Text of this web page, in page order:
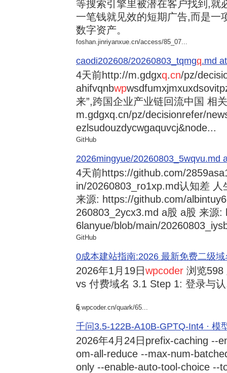
等搜索引擎里被潜在客户找到,就
一笔钱就见效的短期广告,而是一
数字资产。
foshan.jinriyanxue.cn/access/85_07...
caodi202608/20260803_tqmgq.md
4天前http://m.gdgxq.cn/pz/
ahifvqnbwp
来”,跨国企业产业链回流中国 相
m.gdgxq.cn/pz/decisionrefer/
ezlsudouzdycwgaquvcj&node...
GitHub
2026mingyue/20260803_5wqvu.md
4天前https://github.com/
in/20260803_ro1xp.md认知差
来源: https://github.com/
260803_2ycx3.md a股 a股 来源
6lanyue/blob/main/
GitHub
0成本建站指南:2026 最新免费二级
2026年1月19日wpcoder 浏览598
vs 付费域名 3.1 Step 1: 登录与
6
q.wpcoder.cn/quark/65...
千问3.5-122B-A10B-GPTQ-Int4 · 模
2026年4月24日 prefix-caching --
om-all-reduce --max-num-
only --enable-auto-tool-choice --